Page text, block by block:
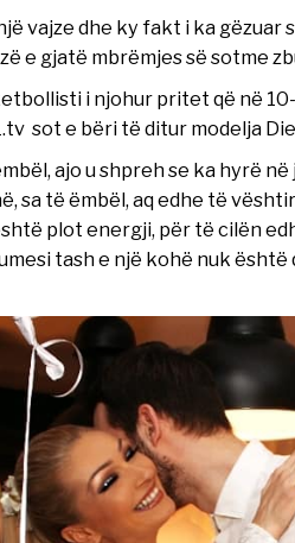
vajze dhe ky fakt i ka gëzuar
e gjatë mbrëmjes së sotme
i njohur pritet që në
sot e bëri të ditur modelja
ajo u shpreh se ka hyrë
sa të ëmbël, aq edhe të
plot energji, për të cilën
tash e një kohë nuk është